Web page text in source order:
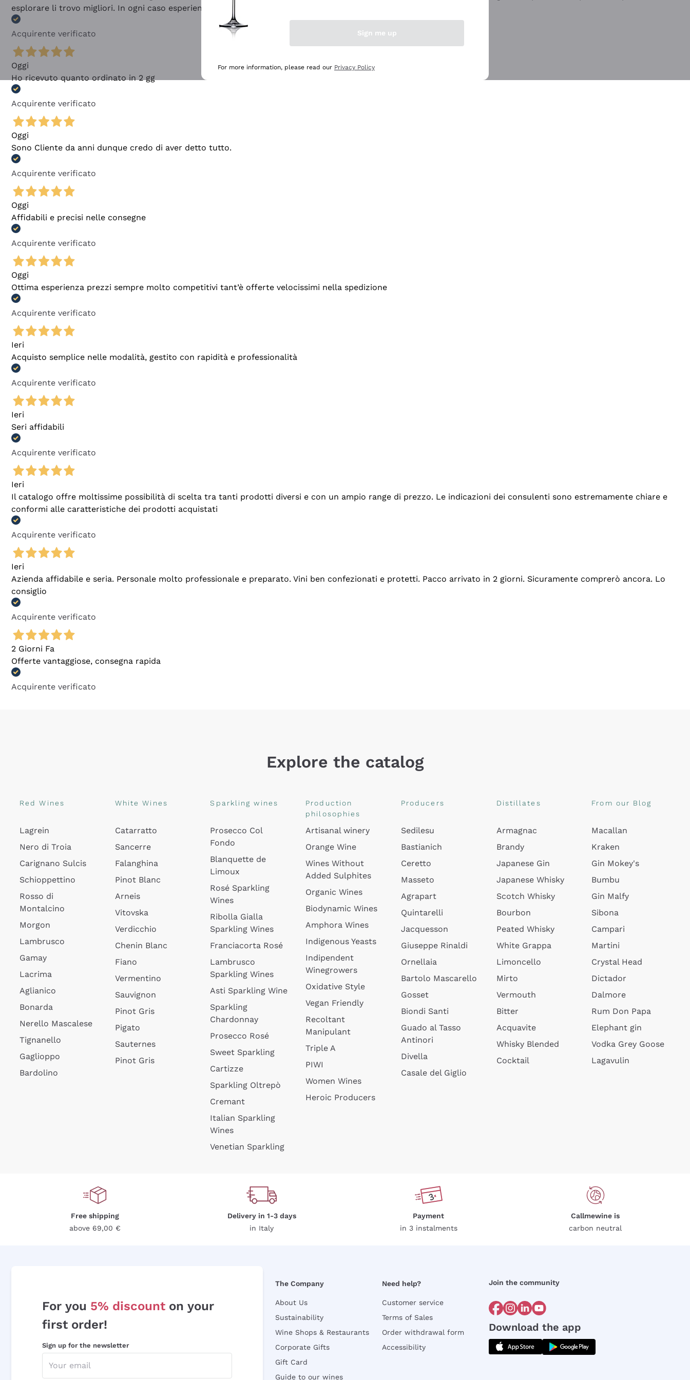
esplorare li trovo migliori. In ogni caso esperienza buona e lo consiglio! 👍
Acquirente verificato
Oggi
Ho ricevuto quanto ordinato in 2 gg
Acquirente verificato
Oggi
Sono Cliente da anni dunque credo di aver detto tutto.
Acquirente verificato
Oggi
Affidabili e precisi nelle consegne
Acquirente verificato
Oggi
Ottima esperienza prezzi sempre molto competitivi tant’è offerte velocissimi nella spedizione
Acquirente verificato
Ieri
Acquisto semplice nelle modalità, gestito con rapidità e professionalità
Acquirente verificato
Ieri
Seri affidabili
Acquirente verificato
Ieri
Il catalogo offre moltissime possibilità di scelta tra tanti prodotti diversi e con un ampio range di prezzo. Le indicazioni dei consulenti sono estremamente chiare e
conformi alle caratteristiche dei prodotti acquistati
Acquirente verificato
Ieri
Azienda affidabile e seria. Personale molto professionale e preparato. Vini ben confezionati e protetti. Pacco arrivato in 2 giorni. Sicuramente comprerò ancora. Lo
consiglio
Acquirente verificato
2 Giorni Fa
Offerte vantaggiose, consegna rapida
Acquirente verificato
Explore the catalog
Red Wines
Lagrein
Nero di Troia
Carignano Sulcis
Schioppettino
Rosso di
Montalcino
Morgon
Lambrusco
Gamay
Lacrima
Aglianico
Bonarda
Nerello Mascalese
Tignanello
Gaglioppo
Bardolino
White Wines
Catarratto
Sancerre
Falanghina
Pinot Blanc
Arneis
Vitovska
Verdicchio
Chenin Blanc
Fiano
Vermentino
Sauvignon
Pinot Gris
Pigato
Sauternes
Pinot Gris
Sparkling wines
Prosecco Col
Fondo
Blanquette de
Limoux
Rosé Sparkling
Wines
Ribolla Gialla
Sparkling Wines
Franciacorta Rosé
Lambrusco
Sparkling Wines
Asti Sparkling Wine
Sparkling
Chardonnay
Prosecco Rosé
Sweet Sparkling
Cartizze
Sparkling Oltrepò
Cremant
Italian Sparkling
Wines
Venetian Sparkling
Production
philosophies
Artisanal winery
Orange Wine
Wines Without
Added Sulphites
Organic Wines
Biodynamic Wines
Amphora Wines
Indigenous Yeasts
Indipendent
Winegrowers
Oxidative Style
Vegan Friendly
Recoltant
Manipulant
Triple A
PIWI
Women Wines
Heroic Producers
Producers
Sedilesu
Bastianich
Ceretto
Masseto
Agrapart
Quintarelli
Jacquesson
Giuseppe Rinaldi
Ornellaia
Bartolo Mascarello
Gosset
Biondi Santi
Guado al Tasso
Antinori
Divella
Casale del Giglio
Distillates
Armagnac
Brandy
Japanese Gin
Japanese Whisky
Scotch Whisky
Bourbon
Peated Whisky
White Grappa
Limoncello
Mirto
Vermouth
Bitter
Acquavite
Whisky Blended
Cocktail
From our Blog
Macallan
Kraken
Gin Mokey's
Bumbu
Gin Malfy
Sibona
Campari
Martini
Crystal Head
Dictador
Dalmore
Rum Don Papa
Elephant gin
Vodka Grey Goose
Lagavulin
Free shipping
above 69,00 €
Delivery in 1-3 days
in Italy
Payment
in 3 instalments
Callmewine is
carbon neutral
For you 5% discount on your
first order!
Sign up for the newsletter
The Company
About Us
Sustainability
Wine Shops & Restaurants
Corporate Gifts
Gift Card
Guide to our wines
Need help?
Customer service
Terms of Sales
Order withdrawal form
Accessibility
Join the community
Download the app
Sign me up
For more information, please read our Privacy Policy